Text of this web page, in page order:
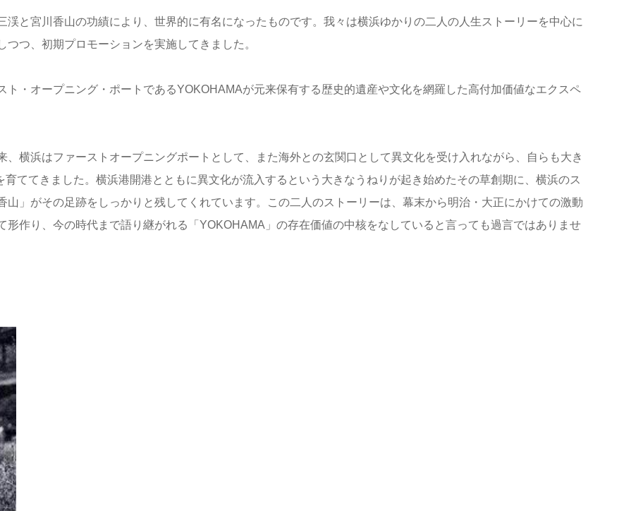
と宮川香山の功績により、世界的に有名になったものです。我々は横浜ゆかりの二人の人生ストーリーを中心に
つ、初期プロモーションを実施してきました。
・オープニング・ポートであるYOKOHAMAが元来保有する歴史的遺産や文化を網羅した高付加価値なエクスペ
横浜はファーストオープニングポートとして、また海外との玄関口として異文化を受け入れながら、自らも大き
ててきました。横浜港開港とともに異文化が流入するという大きなうねりが起き始めたその草創期に、横浜のス
」がその足跡をしっかりと残してくれています。この二人のストーリーは、幕末から明治・大正にかけての激動
作り、今の時代まで語り継がれる「YOKOHAMA」の存在価値の中核をなしていると言っても過言ではありませ